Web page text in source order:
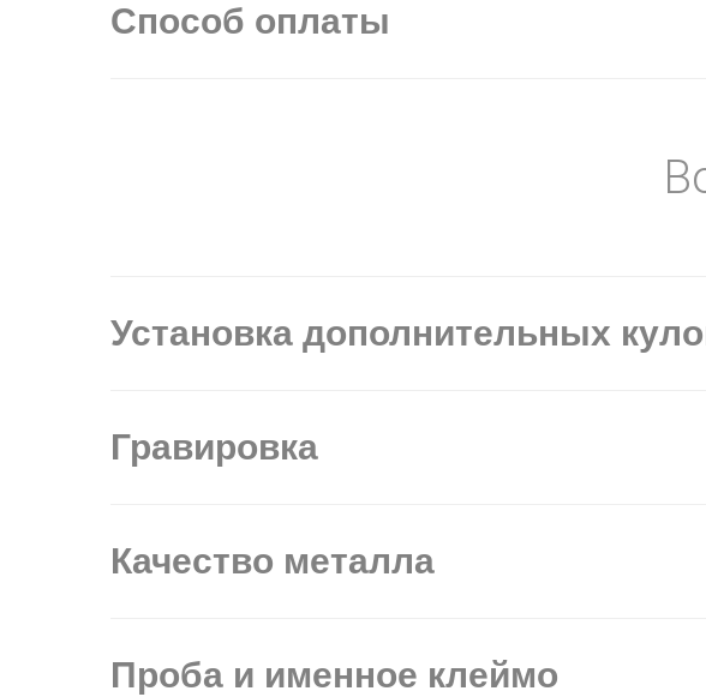
Способ оплаты
Установка дополнительных
Гравировка
Качество металла
Проба и именное клеймо